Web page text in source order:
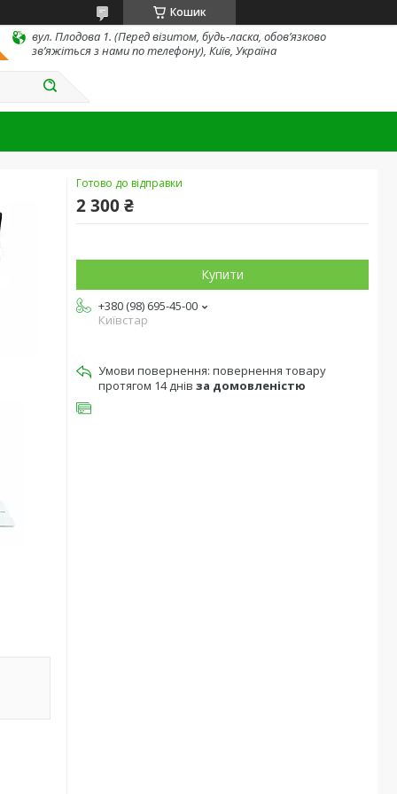
Кошик
вул. Плодова 1. (Перед візитом, будь-ласка, обов’язково
зв’яжіться з нами по телефону), Київ, Україна
Готово до відправки
2 300 ₴
Купити
+380 (98) 695-45-00
Київстар
повернення товару
протягом 14 днів за домовленістю